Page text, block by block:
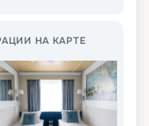
НА КАРТЕ